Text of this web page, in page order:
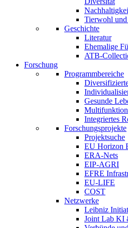
Tierwohl
Geschichte
Literatur
Ehemalige
ATB-
Forschung
Programmbereiche
Gesunde
Integriertes
Forschungsprojekte
Projektsuche
EU Horizon
ERA-Nets
EIP-AGRI
EFRE
EU-LIFE
COST
Netzwerke
Leibniz
Joint Lab KI